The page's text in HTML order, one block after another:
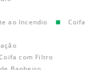
ao Incendio
Coifa
com Filtro